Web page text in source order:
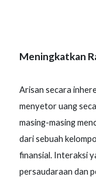
Meningkatkan
Arisan secara
menyetor uang
masing-masing
dari sebuah
finansial. Interaksi
persaudaraan dan